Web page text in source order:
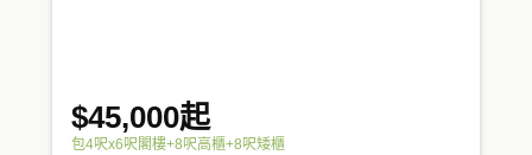
$45,000起
包4呎x6呎閣樓+8呎高櫃+8呎矮櫃